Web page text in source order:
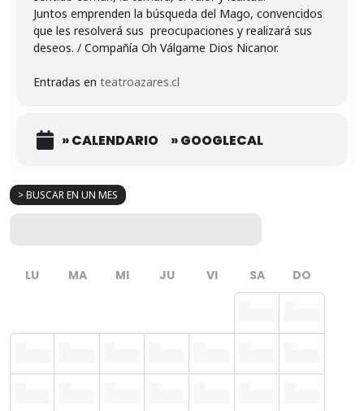
> BUSCAR EN UN MES
LU MA MI JU VI SA DO
Juntos emprenden la búsqueda del Mago, convencidos
que les resolverá sus preocupaciones y realizará sus
deseos. / Compañía Oh Válgame Dios Nicanor.
Entradas en teatroazares.cl
» CALENDARIO » GOOGLECAL